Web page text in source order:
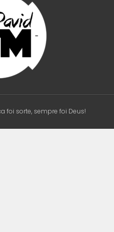
foi sorte, sempre foi Deus!